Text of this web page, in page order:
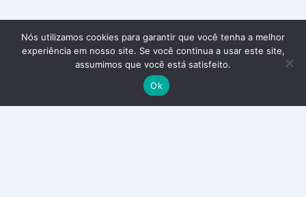
Nós utilizamos cookies para garantir que você tenha a melhor
experiência em nosso site. Se você continua a usar este site,
assumimos que você está satisfeito.
Ok